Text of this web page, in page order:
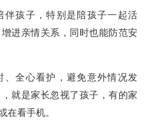
伴孩子，特别是陪孩子一起活
进亲情关系，同时也能防范安
、全心看护，避免意外情况发
就是家长忽视了孩子，有的家
在看手机。